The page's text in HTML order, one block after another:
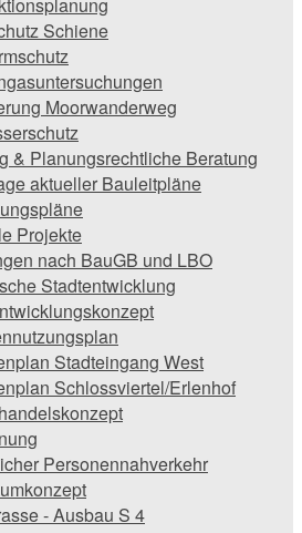
Schiene
Moorwanderweg
& Planungsrechtliche Beratung
aktueller Bauleitpläne
Projekte
­nach BauGB und LBO
Stadtentwicklung
Stadteingang West
Schlossviertel/Erlenhof
Personennahverkehr
- Ausbau S 4